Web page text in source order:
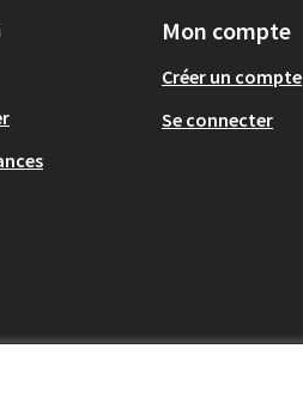
Mon compte
Créer un compte
Se connecter